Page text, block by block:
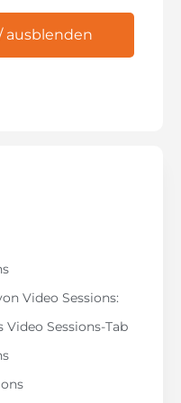
ausblenden
Video Sessions:
Sessions-Tab